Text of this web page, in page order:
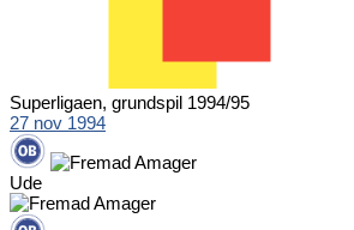
Superligaen, grundspil 1994/95
27 nov 1994
Ude